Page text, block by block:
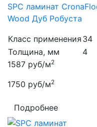
SPC ламинат
Wood Дуб Робуста
Класс применения 34
Толщина, мм
4
1587 руб/м2
1750 руб/м2
Подробнее